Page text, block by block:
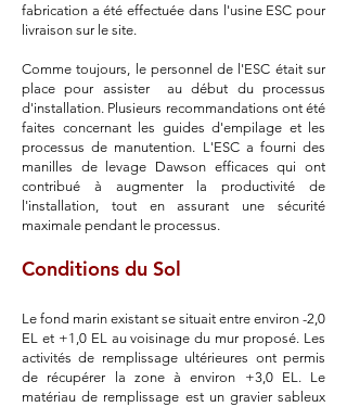
fabrication a été effectuée dans l'usine ESC pour
livraison sur le site.
Comme toujours, le personnel de l'ESC était sur
place pour assister au début du processus
d'installation. Plusieurs recommandations ont été
faites concernant les guides d'empilage et les
processus de manutention. L'ESC a fourni des
manilles de levage Dawson efficaces qui ont
contribué à augmenter la productivité de
l'installation, tout en assurant une sécurité
maximale pendant le processus.
Conditions du Sol
Le fond marin existant se situait entre environ -2,0
EL et +1,0 EL au voisinage du mur proposé. Les
activités de remplissage ultérieures ont permis
de récupérer la zone à environ +3,0 EL. Le
matériau de remplissage est un gravier sableux